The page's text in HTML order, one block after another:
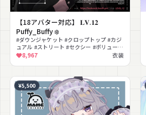
【18アバター対応】 𝐋𝐕.𝟏𝟐
Puffy_Buffy ❄️
#ダウンジャケット #クロップトップ #カジ
ュアル #ストリート #セクシー #ボリューム
#冬服 #Y2K #おしゃれ #lilToon対応
8,967 衣装
¥5,500